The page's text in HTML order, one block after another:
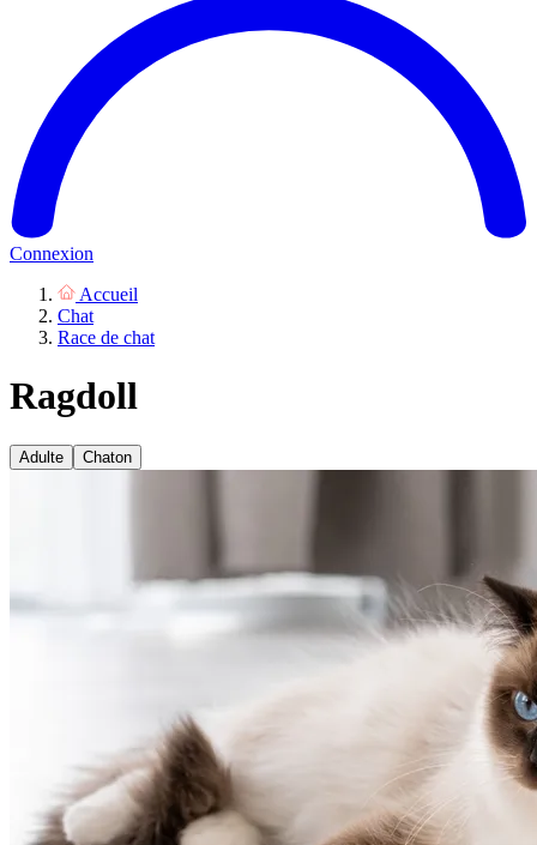
Connexion
Accueil
Chat
Race de chat
Ragdoll
Adulte Chaton